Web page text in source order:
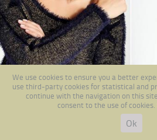
PreviousNext
We use cookies to ensure you a better
use third-party cookies for statistical and
continue with the navigation on this
consent to the use of cookies.
Ok